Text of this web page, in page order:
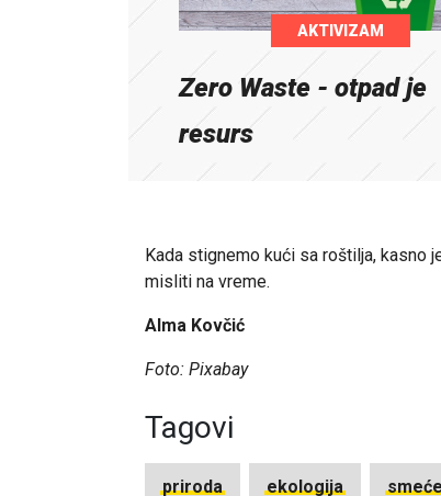
AKTIVIZAM
Zero Waste - otpad je
resurs
Kada stignemo kući sa roštilja, kasno
misliti na vreme.
Alma Kovčić
Foto: Pixabay
Tagovi
priroda ekologija